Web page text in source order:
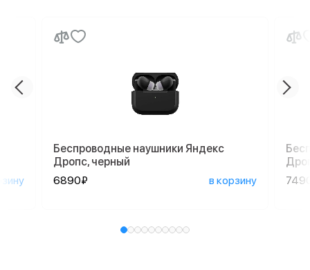
Беспроводные наушники Яндекс
Дропс, черный
6890₽
в корзину